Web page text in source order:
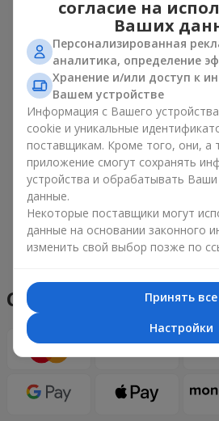
Посмотреть
Способы оплаты
согласие на
Ваших
Персонализированная
аналитика, определение
Хранение и/или доступ к
Вашем устройстве
Информация с Вашего
cookie и уникальные
поставщикам. Кроме того, они, а
приложение смогут сохранять
устройства и обрабатывать
данные.
Некоторые поставщики могут
данные на основании законного
изменить свой выбор позже по
Принять все
Настройки